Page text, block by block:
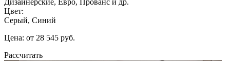
Цвет:
Серый, Синий
Цена: от 28 545 руб.
Рассчитать